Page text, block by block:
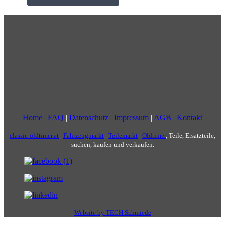
Home | FAQ | Datenschutz | Impressum | AGB | Kontakt
classic-oldtimer.at | Fahrzeugmarkt | Teilemarkt | Oldtimer, Teile, Ersatzteile,
suchen, kaufen und verkaufen.
Website by TECH Schmiede